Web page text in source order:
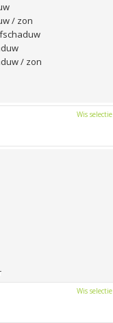
/ zon
/ zon
Wis selectie
Wis selectie